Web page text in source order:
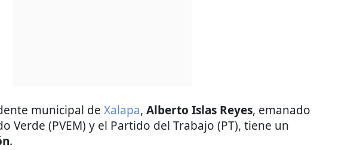
municipal de Xalapa, Alberto Islas Reyes, emanado
Verde (PVEM) y el Partido del Trabajo (PT), tiene un
.